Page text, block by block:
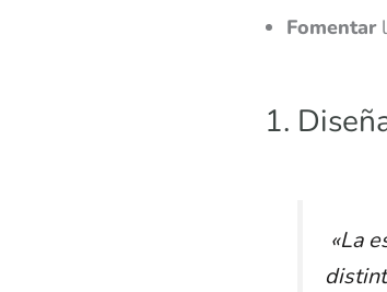
Fomentar
1.
«La